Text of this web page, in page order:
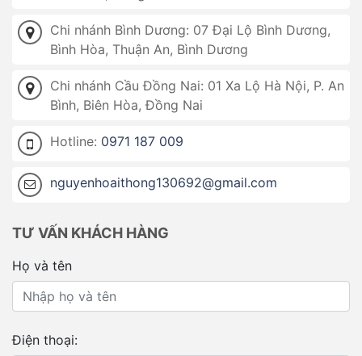
Chi nhánh Bình Dương: 07 Đại Lộ Bình Dương,
Bình Hòa, Thuận An, Bình Dương
Chi nhánh Cầu Đồng Nai: 01 Xa Lộ Hà Nội, P. An
Bình, Biên Hòa, Đồng Nai
Hotline: 0971 187 009
nguyenhoaithong130692@gmail.com
TƯ VẤN KHÁCH HÀNG
Họ và tên
Điện thoại: